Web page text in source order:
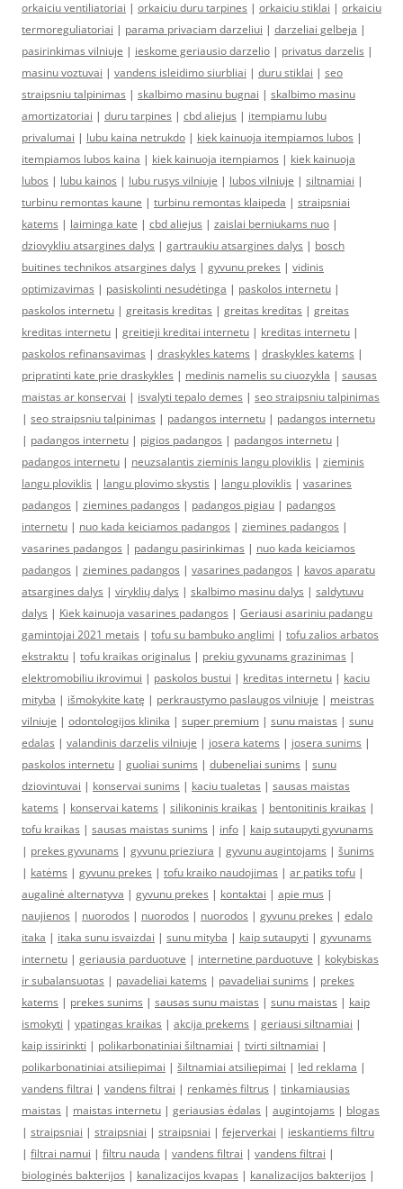
orkaiciu ventiliatoriai | orkaiciu duru tarpines | orkaiciu stiklai | orkaiciu
termoreguliatoriai | parama privaciam darzeliui | darzeliai gelbeja |
pasirinkimas vilniuje | ieskome geriausio darzelio | privatus darzelis |
masinu voztuvai | vandens isleidimo siurbliai | duru stiklai | seo
straipsniu talpinimas | skalbimo masinu bugnai | skalbimo masinu
amortizatoriai | duru tarpines | cbd aliejus | itempiamu lubu
privalumai | lubu kaina netrukdo | kiek kainuoja itempiamos lubos |
itempiamos lubos kaina | kiek kainuoja itempiamos | kiek kainuoja
lubos | lubu kainos | lubu rusys vilniuje | lubos vilniuje | siltnamiai |
turbinu remontas kaune | turbinu remontas klaipeda | straipsniai
katems | laiminga kate | cbd aliejus | zaislai berniukams nuo |
dziovykliu atsargines dalys | gartraukiu atsargines dalys | bosch
buitines technikos atsargines dalys | gyvunu prekes | vidinis
optimizavimas | pasiskolinti nesudėtinga | paskolos internetu |
paskolos internetu | greitasis kreditas | greitas kreditas | greitas
kreditas internetu | greitieji kreditai internetu | kreditas internetu |
paskolos refinansavimas | draskykles katems | draskykles katems |
pripratinti kate prie draskykles | medinis namelis su ciuozykla | sausas
maistas ar konservai | isvalyti tepalo demes | seo straipsniu talpinimas
| seo straipsniu talpinimas | padangos internetu | padangos internetu
| padangos internetu | pigios padangos | padangos internetu |
padangos internetu | neuzsalantis zieminis langu ploviklis | zieminis
langu ploviklis | langu plovimo skystis | langu ploviklis | vasarines
padangos | ziemines padangos | padangos pigiau | padangos
internetu | nuo kada keiciamos padangos | ziemines padangos |
vasarines padangos | padangu pasirinkimas | nuo kada keiciamos
padangos | ziemines padangos | vasarines padangos | kavos aparatu
atsargines dalys | viryklių dalys | skalbimo masinu dalys | saldytuvu
dalys | Kiek kainuoja vasarines padangos | Geriausi asariniu padangu
gamintojai 2021 metais | tofu su bambuko anglimi | tofu zalios arbatos
ekstraktu | tofu kraikas originalus | prekiu gyvunams grazinimas |
elektromobiliu ikrovimui | paskolos bustui | kreditas internetu | kaciu
mityba | išmokykite katę | perkraustymo paslaugos vilniuje | meistras
vilniuje | odontologijos klinika | super premium | sunu maistas | sunu
edalas | valandinis darzelis vilniuje | josera katems | josera sunims |
paskolos internetu | guoliai sunims | dubeneliai sunims | sunu
dziovintuvai | konservai sunims | kaciu tualetas | sausas maistas
katems | konservai katems | silikoninis kraikas | bentonitinis kraikas |
tofu kraikas | sausas maistas sunims | info | kaip sutaupyti gyvunams
| prekes gyvunams | gyvunu prieziura | gyvunu augintojams | šunims
| katėms | gyvunu prekes | tofu kraiko naudojimas | ar patiks tofu |
augalinė alternatyva | gyvunu prekes | kontaktai | apie mus |
naujienos | nuorodos | nuorodos | nuorodos | gyvunu prekes | edalo
itaka | itaka sunu isvaizdai | sunu mityba | kaip sutaupyti | gyvunams
internetu | geriausia parduotuve | internetine parduotuve | kokybiskas
ir subalansuotas | pavadeliai katems | pavadeliai sunims | prekes
katems | prekes sunims | sausas sunu maistas | sunu maistas | kaip
ismokyti | ypatingas kraikas | akcija prekems | geriausi siltnamiai |
kaip issirinkti | polikarbonatiniai šiltnamiai | tvirti siltnamiai |
polikarbonatiniai atsiliepimai | šiltnamiai atsiliepimai | led reklama |
vandens filtrai | vandens filtrai | renkamės filtrus | tinkamiausias
maistas | maistas internetu | geriausias ėdalas | augintojams | blogas
| straipsniai | straipsniai | straipsniai | fejerverkai | ieskantiems filtru
| filtrai namui | filtru nauda | vandens filtrai | vandens filtrai |
biologinės bakterijos | kanalizacijos kvapas | kanalizacijos bakterijos |